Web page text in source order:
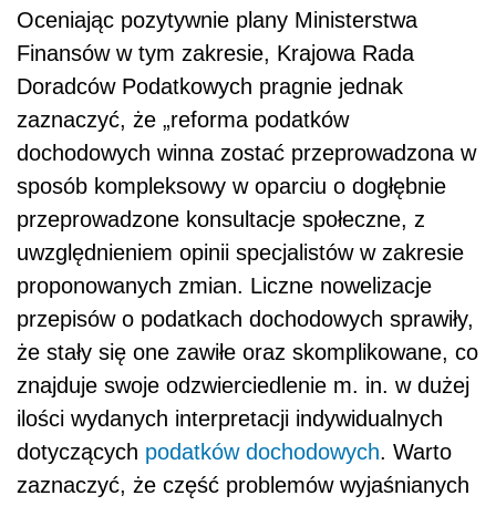
Oceniając pozytywnie plany Ministerstwa
Finansów w tym zakresie, Krajowa Rada
Doradców Podatkowych pragnie jednak
zaznaczyć, że „reforma podatków
dochodowych winna zostać przeprowadzona w
sposób kompleksowy w oparciu o dogłębnie
przeprowadzone konsultacje społeczne, z
uwzględnieniem opinii specjalistów w zakresie
proponowanych zmian. Liczne nowelizacje
przepisów o podatkach dochodowych sprawiły,
że stały się one zawiłe oraz skomplikowane, co
znajduje swoje odzwierciedlenie m. in. w dużej
ilości wydanych interpretacji indywidualnych
dotyczących podatków dochodowych. Warto
zaznaczyć, że część problemów wyjaśnianych